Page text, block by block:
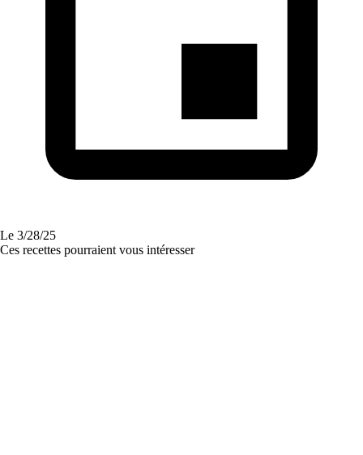
Le 3/28/25
Ces recettes pourraient vous intéresser